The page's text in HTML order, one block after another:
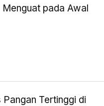
Menguat pada Awal
Tertinggi di